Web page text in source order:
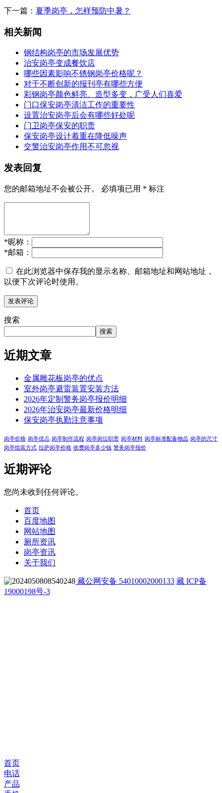
下一篇： 夏季岗亭，怎样预防中暑？
相关新闻
钢结构岗亭的市场发展优势
治安岗亭变成餐饮店
哪些因素影响不锈钢岗亭价格呢？
对于不断创新的报刊亭有哪些方便
彩钢岗亭颜色鲜亮、造型多变，广受人们喜爱
门口保安岗亭清洁工作的重要性
设置治安岗亭后会有哪些好处呢
门卫岗亭保安的职责
保安岗亭设计着重在降低噪声
交警治安岗亭作用不可忽视
发表回复
您的邮箱地址不会被公开。 必填项已用 * 标注
*昵称：
*邮箱：
在此浏览器中保存我的显示名称、邮箱地址和网站地址，
以便下次评论时使用。
搜索
搜索
近期文章
金属雕花板岗亭的优点
室外岗亭避雷装置安装方法
2026年定制警务岗亭报价明细
2026年治安岗亭最新价格明细
保安岗亭执勤注意事项
岗亭价格 岗亭优点 岗亭制作流程 岗亭岗位职责 岗亭材料 岗亭标准配备物品 岗亭的尺寸
岗亭组装方式 拉萨岗亭价格 收费岗亭多少钱 警务岗亭报价
近期评论
您尚未收到任何评论。
首页
百度地图
网站地图
厕所资讯
岗亭资讯
关于我们
藏公网安备 54010002000133 藏 ICP备
19000198号-3
首页
电话
产品